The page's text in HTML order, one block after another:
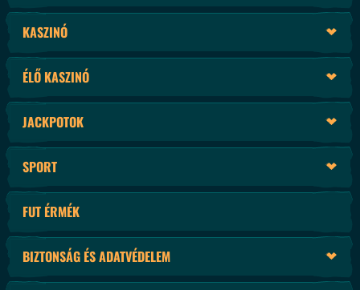
KASZINÓ
ÉLŐ KASZINÓ
JACKPOTOK
SPORT
FUT ÉRMÉK
BIZTONSÁG ÉS ADATVÉDELEM